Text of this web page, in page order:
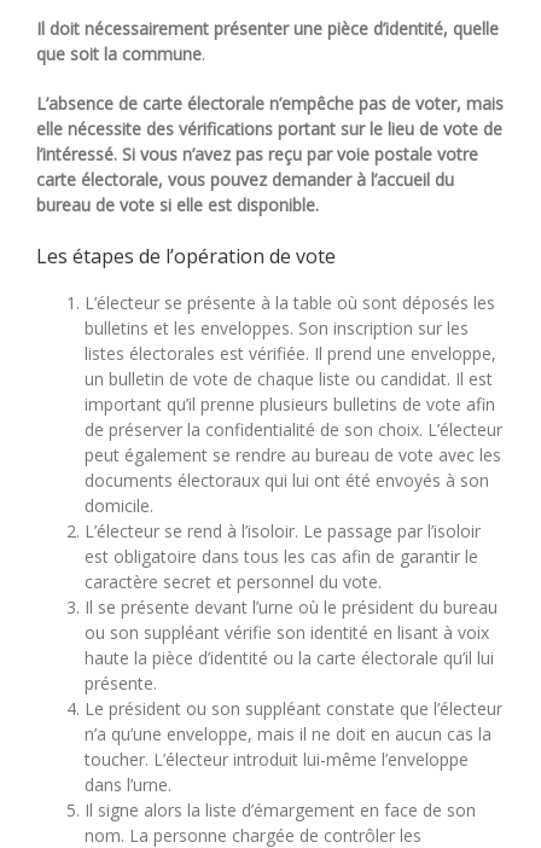
Il doit nécessairement présenter une pièce d’identité, quelle
que soit la commune.
L’absence de carte électorale n’empêche pas de voter, mais
elle nécessite des vérifications portant sur le lieu de vote de
l’intéressé. Si vous n’avez pas reçu par voie postale votre
carte électorale, vous pouvez demander à l’accueil du
bureau de vote si elle est disponible.
Les étapes de l’opération de vote
L’électeur se présente à la table où sont déposés les
bulletins et les enveloppes. Son inscription sur les
listes électorales est vérifiée. Il prend une enveloppe,
un bulletin de vote de chaque liste ou candidat. Il est
important qu’il prenne plusieurs bulletins de vote afin
de préserver la confidentialité de son choix. L’électeur
peut également se rendre au bureau de vote avec les
documents électoraux qui lui ont été envoyés à son
domicile.
L’électeur se rend à l’isoloir. Le passage par l’isoloir
est obligatoire dans tous les cas afin de garantir le
caractère secret et personnel du vote.
Il se présente devant l’urne où le président du bureau
ou son suppléant vérifie son identité en lisant à voix
haute la pièce d’identité ou la carte électorale qu’il lui
présente.
Le président ou son suppléant constate que l’électeur
n’a qu’une enveloppe, mais il ne doit en aucun cas la
toucher. L’électeur introduit lui-même l’enveloppe
dans l’urne.
Il signe alors la liste d’émargement en face de son
nom. La personne chargée de contrôler les